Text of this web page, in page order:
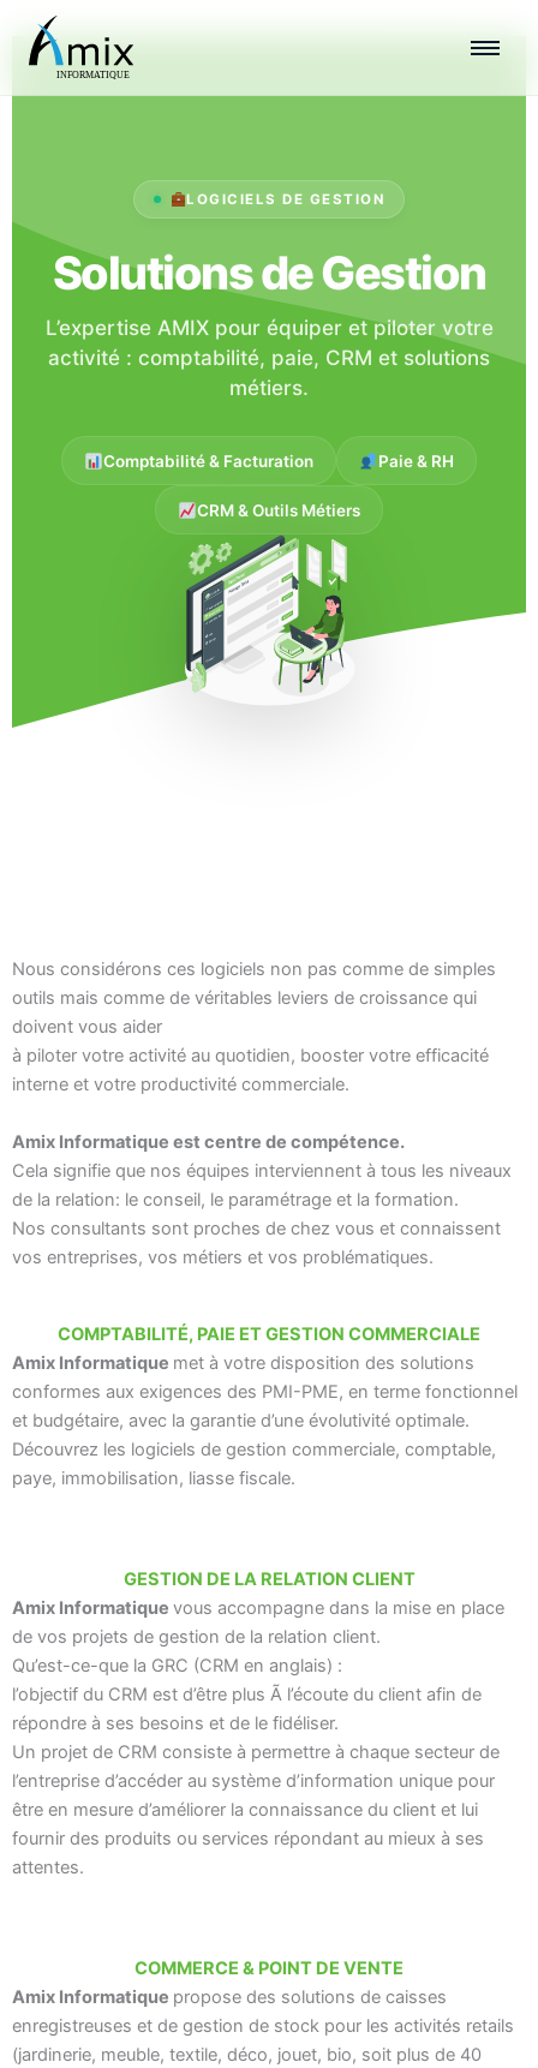
contenu
LOGICIELS DE GESTION
Solutions de Gestion
L’expertise AMIX pour équiper et piloter votre
activité : comptabilité, paie, CRM et solutions
métiers.
Comptabilité & Facturation Paie & RH
CRM & Outils Métiers
Nous considérons ces logiciels non pas comme de simples
outils mais comme de véritables leviers de croissance qui
doivent vous aider
à piloter votre activité au quotidien, booster votre efficacité
interne et votre productivité commerciale.
Amix Informatique est centre de compétence.
Cela signifie que nos équipes interviennent à tous les niveaux
de la relation: le conseil, le paramétrage et la formation.
Nos consultants sont proches de chez vous et connaissent
vos entreprises, vos métiers et vos problématiques.
COMPTABILITÉ, PAIE ET GESTION COMMERCIALE
Amix Informatique met à votre disposition des solutions
conformes aux exigences des PMI-PME, en terme fonctionnel
et budgétaire, avec la garantie d’une évolutivité optimale.
Découvrez les logiciels de gestion commerciale, comptable,
paye, immobilisation, liasse fiscale.
GESTION DE LA RELATION CLIENT
Amix Informatique vous accompagne dans la mise en place
de vos projets de gestion de la relation client.
Qu’est-ce-que la GRC (CRM en anglais) :
l’objectif du CRM est d’être plus Ã l’écoute du client afin de
répondre à ses besoins et de le fidéliser.
Un projet de CRM consiste à permettre à chaque secteur de
l’entreprise d’accéder au système d’information unique pour
être en mesure d’améliorer la connaissance du client et lui
fournir des produits ou services répondant au mieux à ses
attentes.
COMMERCE & POINT DE VENTE
Amix Informatique propose des solutions de caisses
enregistreuses et de gestion de stock pour les activités retails
(jardinerie, meuble, textile, déco, jouet, bio, soit plus de 40